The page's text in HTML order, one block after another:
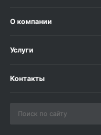
О компании
Услуги
Контакты